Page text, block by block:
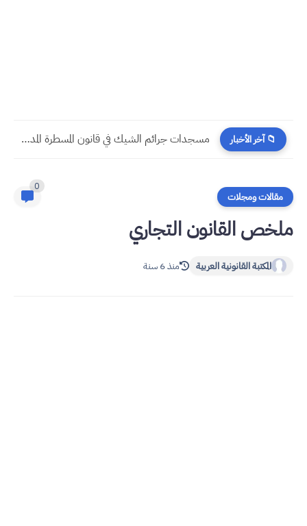
📁 آخر الأخبار مسجدات جرائم الشيك في قانون المسطرة المدنية الجديد
مقالات ومجلات
0
ملخص القانون التجاري
المكتبة القانونية العربية منذ 6 سنة